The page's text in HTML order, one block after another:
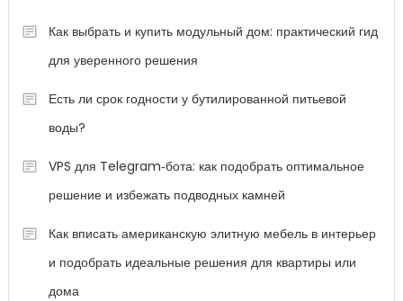
Как выбрать и купить модульный дом: практический гид
для уверенного решения
Есть ли срок годности у бутилированной питьевой
воды?
VPS для Telegram‑бота: как подобрать оптимальное
решение и избежать подводных камней
Как вписать американскую элитную мебель в интерьер
и подобрать идеальные решения для квартиры или
дома